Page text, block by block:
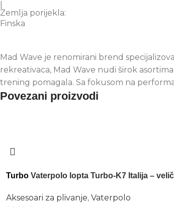
Zemlja porijekla:
Finska
Mad Wave je renomirani brend
rekreativaca, Mad Wave nudi širok
trening pomagala. Sa fokusom na
Povezani proizvodi
Turbo Vaterpolo lopta Turbo-K7 Italija –
Aksesoari za plivanje, Vaterpolo